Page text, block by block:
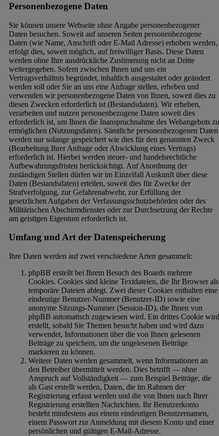
Personenbezogene Daten
Sie können unsere Webseite ohne Angabe personenbezogener
Daten besuchen. Soweit auf unseren Seiten personenbezogene
Daten (wie Name, Anschrift oder E-Mail Adresse) erhoben werden,
erfolgt dies, soweit möglich, auf freiwilliger Basis. Diese Daten
werden ohne Ihre ausdrückliche Zustimmung nicht an Dritte
weitergegeben. Sofern zwischen Ihnen und uns ein
Vertragsverhältnis begründet, inhaltlich ausgestaltet oder geändert
werden soll oder Sie an uns eine Anfrage stellen, erheben und
verwenden wir personenbezogene Daten von Ihnen, soweit dies zu
diesen Zwecken erforderlich ist (Bestandsdaten). Wir erheben,
verarbeiten und nutzen personenbezogene Daten soweit dies
erforderlich ist, um Ihnen die Inanspruchnahme des Webangebots zu
ermöglichen (Nutzungsdaten). Sämtliche personenbezogenen Daten
werden nur solange gespeichert wie dies für den genannten Zweck
(Bearbeitung Ihrer Anfrage oder Abwicklung eines Vertrags)
erforderlich ist. Hierbei werden steuer- und handelsrechtliche
Aufbewahrungsfristen berücksichtigt. Auf Anordnung der
zuständigen Stellen dürfen wir im Einzelfall Auskunft über diese
Daten (Bestandsdaten) erteilen, soweit dies für Zwecke der
Strafverfolgung, zur Gefahrenabwehr, zur Erfüllung der
gesetzlichen Aufgaben der Verfassungsschutzbehörden oder des
Militärischen Abschirmdienstes oder zur Durchsetzung der Rechte
am geistigen Eigentum erforderlich ist.
Umfang und Art der Datenspeicherung
Ihre Daten werden auf zwei verschiedene Arten gesammelt:
phpBB erstellt bei Ihrem Besuch des Boards mehrere
Cookies. Cookies sind kleine Textdateien, die Ihr Browser als
temporäre Dateien ablegt. Zwei dieser Cookies enthalten eine
eindeutige Benutzer-Nummer (Benutzer-ID) sowie eine
anonyme Sitzungs-Nummer (Session-ID), die Ihnen von
phpBB automatisch zugewiesen wird. Ein drittes Cookie wird
erstellt, sobald Sie Themen besucht haben und wird dazu
verwendet, Informationen über die von Ihnen gelesenen
Beiträge zu speichern, um die ungelesenen Beiträge
markieren zu können.
Weitere Daten werden gesammelt, wenn Informationen an
den Betreiber übermittelt werden. Dies betrifft — ohne
Anspruch auf Vollständigkeit — zum Beispiel Beiträge, die
als Gast erstellt werden, Daten, die im Rahmen der
Registrierung erfasst werden und die von Ihnen nach Ihrer
Registrierung erstellten Nachrichten. Ihr Benutzerkonto
besteht mindestens aus einem eindeutigen Benutzernamen,
einem Passwort zur Anmeldung mit diesem Konto und einer
persönlichen und gültigen E-Mail-Adresse.